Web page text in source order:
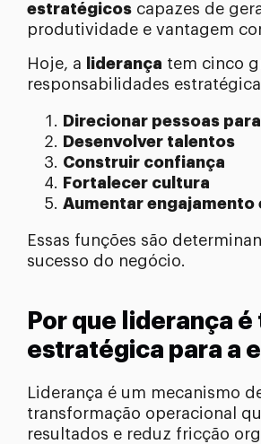
estratégicos capazes de
produtividade e vantagem
Hoje, a liderança tem cinco
responsabilidades
Direcionar pessoas
Desenvolver talentos
Construir confiança
Fortalecer cultura
Aumentar engajamento
Essas funções são
sucesso do negócio.
Por que liderança é
estratégica para a
Liderança é um mecanismo
transformação operacional
resultados e reduz fricção